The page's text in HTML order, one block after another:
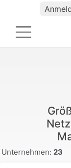
Unternehmen: 23